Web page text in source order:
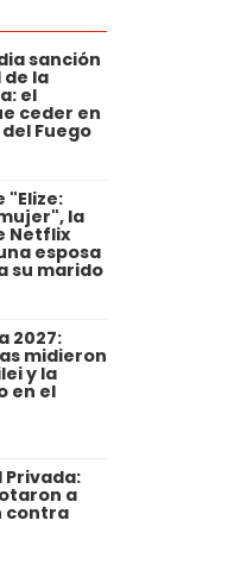
sanción
de la
el
ceder en
Fuego
"Elize:
la
Netflix
esposa
su marido
2027:
midieron
y la
en el
Privada:
a
contra